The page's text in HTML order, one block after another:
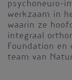
psychoneuro-
werkzaam in
waarin ze
integraal
Foundation en
team van